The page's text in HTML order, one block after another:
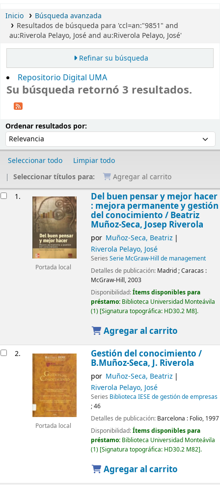
Inicio
Búsqueda avanzada
Resultados de búsqueda para 'ccl=an:"9851" and
au:Riverola Pelayo, José and au:Riverola Pelayo, José'
Refinar su búsqueda
Repositorio Digital UMA
Su búsqueda retornó 3 resultados.
Ordenar resultados por:
Seleccionar todo
Limpiar todo
Seleccionar títulos para:
Agregar al carrito
1.
Portada local
Del buen pensar y mejor hacer
: mejora permanente y gestión
del conocimiento / Beatriz
Muñoz-Seca, Josep Riverola
por Muñoz-Seca, Beatriz
Riverola Pelayo, José
Series Serie McGraw-Hill de management
Detalles de publicación: Madrid ; Caracas :
McGraw-Hill,2003
Disponibilidad:Ítems disponibles para
préstamo: Biblioteca Universidad Monteávila
(1) Signatura topográfica: HD30.2 M8 .
Agregar al carrito
2.
Portada local
Gestión del conocimiento /
B.Muñoz-Seca, J. Riverola
por Muñoz-Seca, Beatriz
Riverola Pelayo, José
Series Biblioteca IESE de gestión de empresas
; 46
Detalles de publicación: Barcelona : Folio, 1997
Disponibilidad:Ítems disponibles para
préstamo: Biblioteca Universidad Monteávila
(1) Signatura topográfica: HD30.2 M82 .
Agregar al carrito